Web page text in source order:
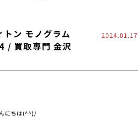
ン モノグラム
/ 買取専門 金沢
2024.01.17
にちは(^^)/